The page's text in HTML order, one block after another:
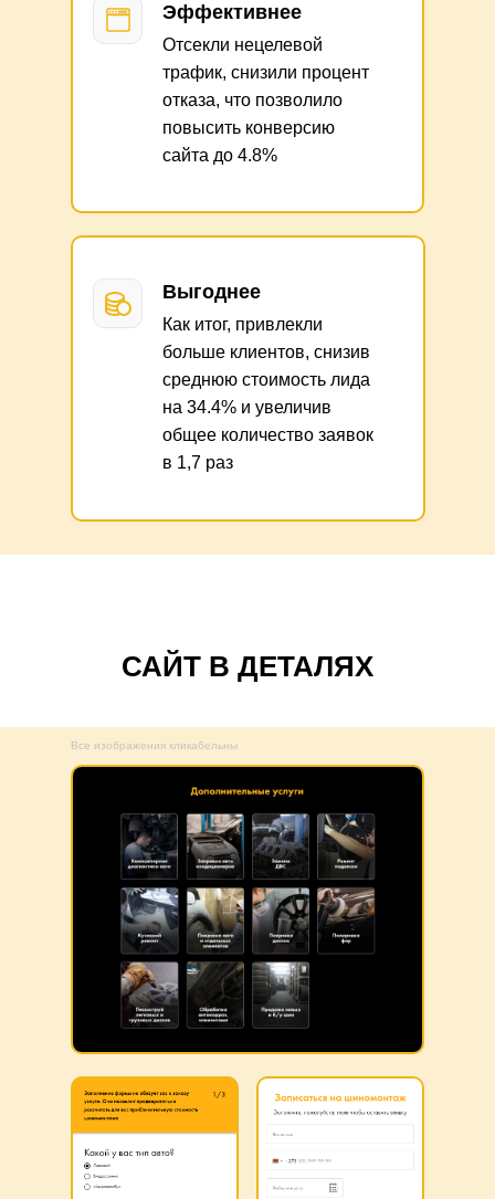
Эффективнее
Отсекли нецелевой
трафик, снизили процент
отказа, что позволило
повысить конверсию
сайта до 4.8%
Выгоднее
Как итог, привлекли
больше клиентов, снизив
среднюю стоимость лида
на 34.4% и увеличив
общее количество заявок
в 1,7 раз
САЙТ В ДЕТАЛЯХ
Все изображения кликабельны